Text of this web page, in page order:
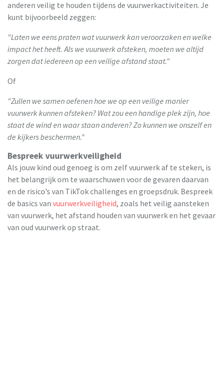
anderen veilig te houden tijdens de vuurwerkactiviteiten. Je
kunt bijvoorbeeld zeggen:
"Laten we eens praten wat vuurwerk kan veroorzaken en welke
impact het heeft. Als we vuurwerk afsteken, moeten we altijd
zorgen dat iedereen op een veilige afstand staat."
Of
"Zullen we samen oefenen hoe we op een veilige manier
vuurwerk kunnen afsteken? Wat zou een handige plek zijn, hoe
staat de wind en waar staan anderen? Zo kunnen we onszelf en
de kijkers beschermen."
Bespreek vuurwerkveiligheid
Als jouw kind oud genoeg is om zelf vuurwerk af te steken, is
het belangrijk om te waarschuwen voor de gevaren daarvan
en de risico’s van TikTok challenges en groepsdruk. Bespreek
de basics van vuurwerkveiligheid, zoals het veilig aansteken
van vuurwerk, het afstand houden van vuurwerk en het gevaar
van oud vuurwerk op straat.